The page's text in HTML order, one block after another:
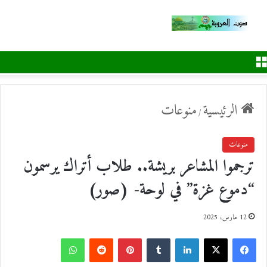
الرئيسية/منوعات
منوعات
ترجموا المشاعر بريشة.. طلاب أتراك يرسمون
“دموع غزة” في لوحة- (صور)
12 مارس، 2025